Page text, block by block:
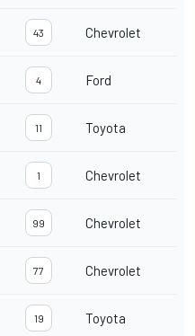
43 Chevrolet
4 Ford
11 Toyota
1 Chevrolet
99 Chevrolet
77 Chevrolet
19 Toyota